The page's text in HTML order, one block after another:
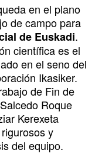
en el plano
de campo para
de Euskadi.
científica es el
en el seno del
Ikasiker.
de Fin de
Roque
Kerexeta
y
del equipo.